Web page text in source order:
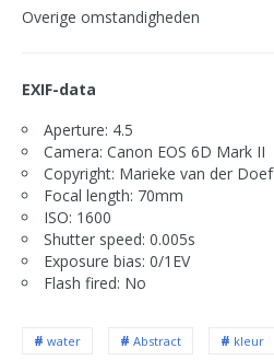
Overige omstandigheden
EXIF-data
Aperture: 4.5
Camera: Canon EOS 6D Mark II
Copyright: Marieke van der Doef
Focal length: 70mm
ISO: 1600
Shutter speed: 0.005s
Exposure bias: 0/1EV
Flash fired: No
water Abstract kleur